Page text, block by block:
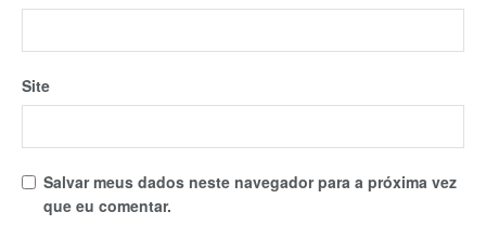
Site
Salvar meus dados neste navegador para a próxima vez
que eu comentar.